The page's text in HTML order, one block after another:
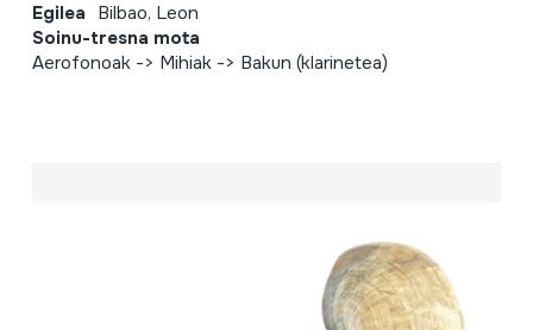
Egilea Bilbao, Leon
Soinu-tresna mota
Aerofonoak -> Mihiak -> Bakun (klarinetea)